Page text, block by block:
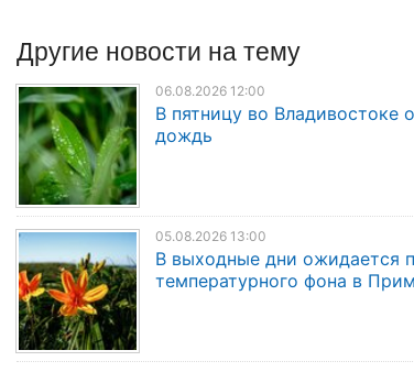
Другие новости на тему
06.08.2026 12:00
В пятницу во Владивостоке
дождь
05.08.2026 13:00
В выходные дни ожидается
температурного фона в